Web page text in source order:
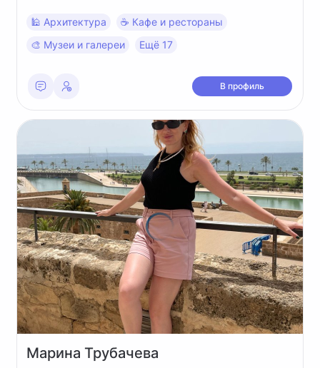
Краснодара ( могу многое показать и рассказать).
Много есдила по Краснодарскому краю. Также
знаток Адыгей. Была заграницей в Турции и Египте.
Люблю читать книги и статьи с вязоной с туризмом.
🕌 Архитектура
☕️ Кафе и рестораны
🎨 Музеи и галереи
Ещё 17
В профиль
Марина Трубачева